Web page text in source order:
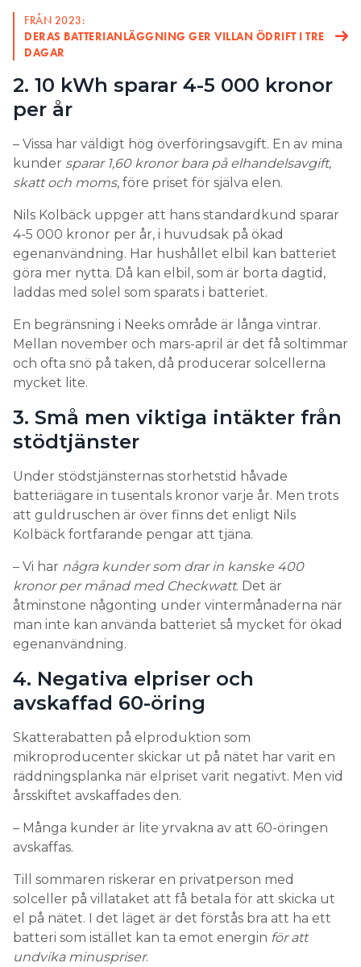
FRÅN 2023:
DERAS BATTERIANLÄGGNING GER VILLAN ÖDRIFT I TRE
DAGAR
2. 10 kWh sparar 4-5 000 kronor
per år
– Vissa har väldigt hög överföringsavgift. En av mina
kunder sparar 1,60 kronor bara på elhandelsavgift,
skatt och moms, före priset för själva elen.
Nils Kolbäck uppger att hans standardkund sparar
4-5 000 kronor per år, i huvudsak på ökad
egenanvändning. Har hushållet elbil kan batteriet
göra mer nytta. Då kan elbil, som är borta dagtid,
laddas med solel som sparats i batteriet.
En begränsning i Neeks område är långa vintrar.
Mellan november och mars-april är det få soltimmar
och ofta snö på taken, då producerar solcellerna
mycket lite.
3. Små men viktiga intäkter från
stödtjänster
Under stödstjänsternas storhetstid håvade
batteriägare in tusentals kronor varje år. Men trots
att guldruschen är över finns det enligt Nils
Kolbäck fortfarande pengar att tjäna.
– Vi har några kunder som drar in kanske 400
kronor per månad med Checkwatt. Det är
åtminstone någonting under vintermånaderna när
man inte kan använda batteriet så mycket för ökad
egenanvändning.
4. Negativa elpriser och
avskaffad 60-öring
Skatterabatten på elproduktion som
mikroproducenter skickar ut på nätet har varit en
räddningsplanka när elpriset varit negativt. Men vid
årsskiftet avskaffades den.
– Många kunder är lite yrvakna av att 60-öringen
avskaffas.
Till sommaren riskerar en privatperson med
solceller på villataket att få betala för att skicka ut
el på nätet. I det läget är det förstås bra att ha ett
batteri som istället kan ta emot energin för att
undvika minuspriser.